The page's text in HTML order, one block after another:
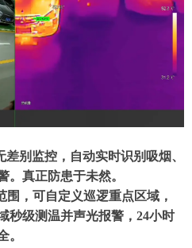
别监控，自动实时识别吸烟、
。真正防患于未然。
围，可自定义巡逻重点区域，
秒级测温并声光报警，24小时
。